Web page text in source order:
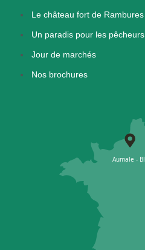
Le château fort de Rambures
Un paradis pour les pêcheurs
Jour de marchés
Nos brochures